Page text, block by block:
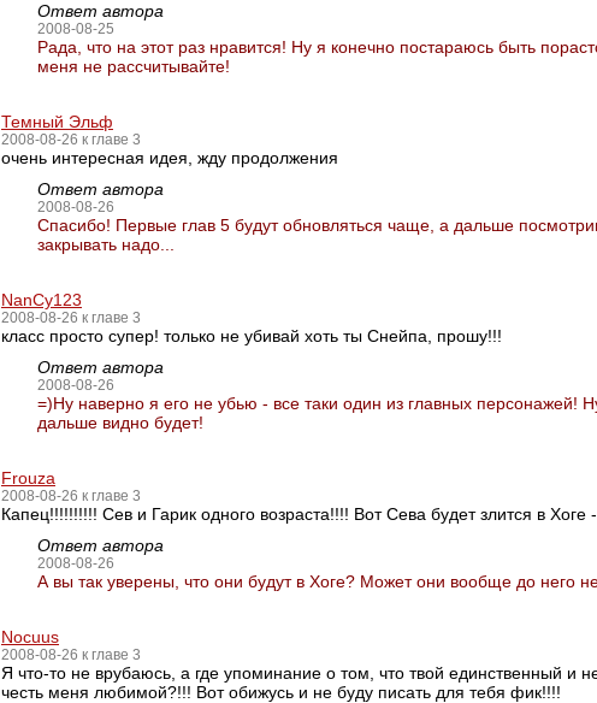
Ответ автора
2008-08-25
Рада, что на этот раз нравится! Ну я конечно постараюсь быть
меня не рассчитывайте!
Темный Эльф
2008-08-26 к главе 3
очень интересная идея, жду продолжения
Ответ автора
2008-08-26
Спасибо! Первые глав 5 будут обновляться чаще, а дальше
закрывать надо...
NanCy123
2008-08-26 к главе 3
класс просто супер! только не убивай хоть ты Снейпа, прошу!!!
Ответ автора
2008-08-26
=)Ну наверно я его не убью - все таки один из главных персонажей!
дальше видно будет!
Frouza
2008-08-26 к главе 3
Капец!!!!!!!!!! Сев и Гарик одного возраста!!!! Вот Сева будет злится в
Ответ автора
2008-08-26
А вы так уверены, что они будут в Хоге? Может они вообще до него
Nocuus
2008-08-26 к главе 3
Я что-то не врубаюсь, а где упоминание о том, что твой единственный и
честь меня любимой?!!! Вот обижусь и не буду писать для тебя фик!!!!